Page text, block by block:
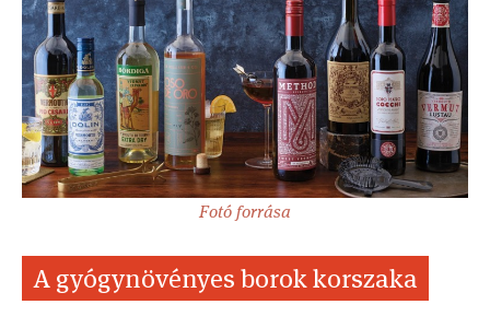
Fotó forrása
A gyógynövényes borok korszaka